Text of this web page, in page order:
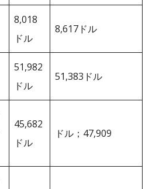
8,018
ドル
8,617ドル
51,982
ドル
51,383ドル
45,682
ドル
ドル；47,909